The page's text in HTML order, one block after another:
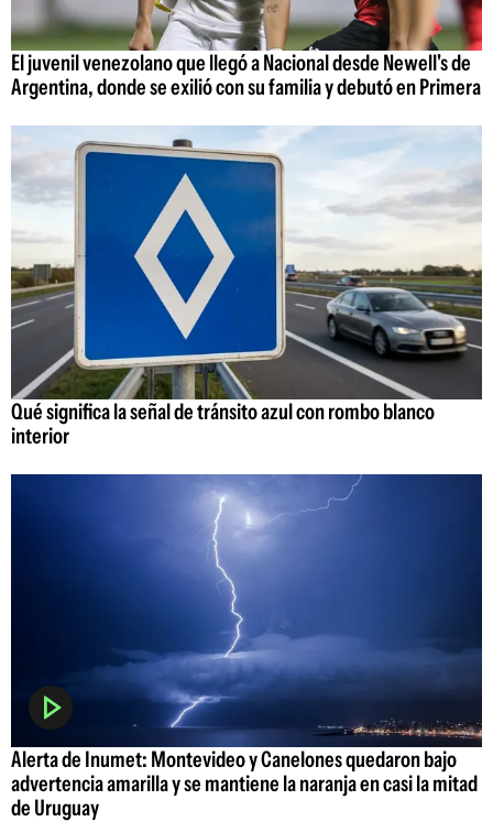
El juvenil venezolano que llegó a Nacional desde Newell's de
Argentina, donde se exilió con su familia y debutó en Primera
Qué significa la señal de tránsito azul con rombo blanco
interior
Alerta de Inumet: Montevideo y Canelones quedaron bajo
advertencia amarilla y se mantiene la naranja en casi la mitad
de Uruguay